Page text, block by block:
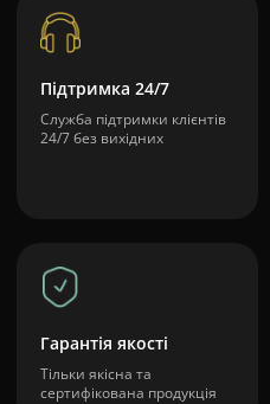
Підтримка 24/7
Служба підтримки клієнтів
24/7 без вихідних
Гарантія якості
Тільки якісна та
сертифікована продукція